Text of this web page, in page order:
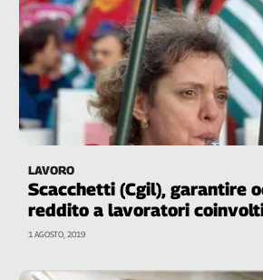
LAVORO
Scacchetti (Cgil), garantire
reddito a lavoratori
1 AGOSTO, 2019